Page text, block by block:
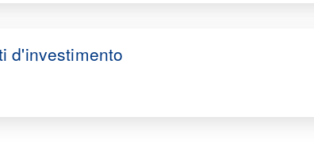
d'investimento